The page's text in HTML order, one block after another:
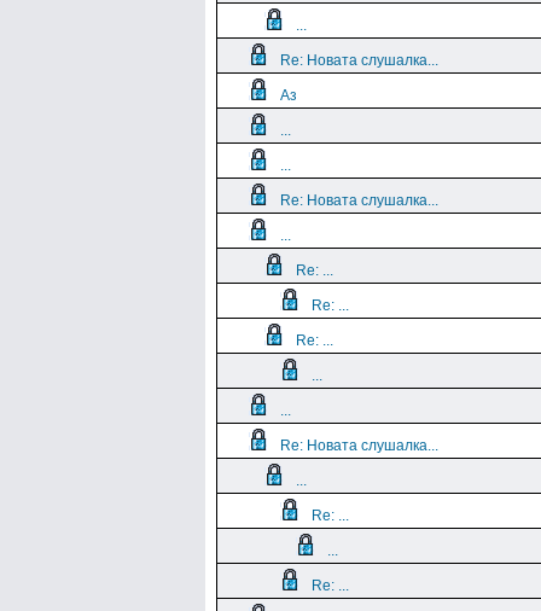
...
Re: Новата слушалка...
Аз
...
...
Re: Новата слушалка...
...
Re: ...
Re: ...
Re: ...
...
...
Re: Новата слушалка...
...
Re: ...
...
Re: ...